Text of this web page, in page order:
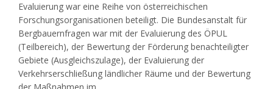
Evaluierung war eine Reihe von österreichischen
Forschungsorganisationen beteiligt. Die Bundesanstalt für
Bergbauernfragen war mit der Evaluierung des ÖPUL
(Teilbereich), der Bewertung der Förderung benachteiligter
Gebiete (Ausgleichszulage), der Evaluierung der
Verkehrserschließung ländlicher Räume und der Bewertung